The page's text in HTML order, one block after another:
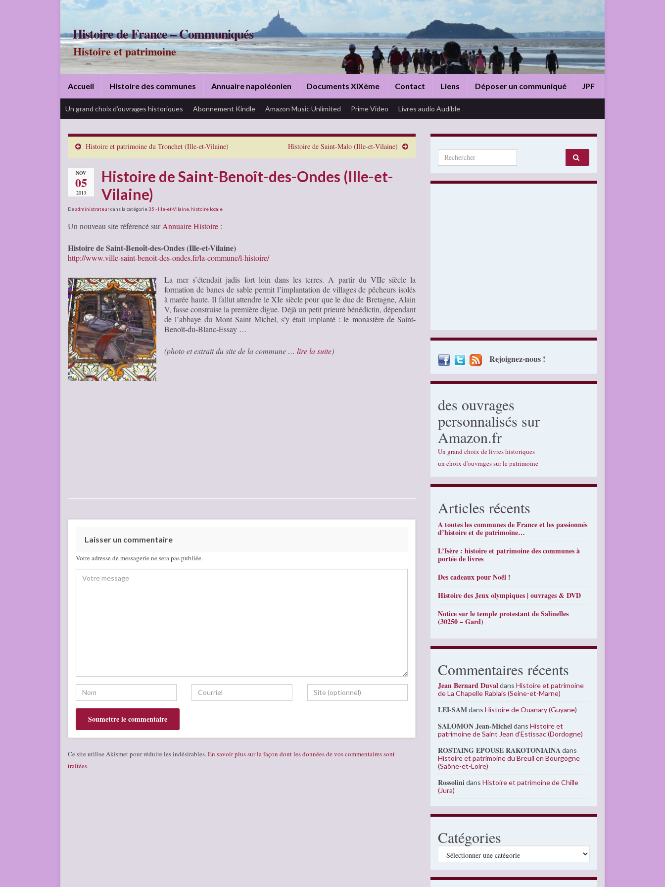
Histoire de France – Communiqués
Histoire et patrimoine
Accueil Histoire des communes Annuaire napoléonien Documents XIXème Contact Liens Déposer un communiqué JPF
Un grand choix d’ouvrages historiques Abonnement Kindle Amazon Music Unlimited Prime Video Livres audio Audible
Histoire et patrimoine du Tronchet (Ille-et-Vilaine) Histoire de Saint-Malo (Ille-et-Vilaine)
NOV
05
2013
Histoire de Saint-Benoît-des-Ondes (Ille-et-
Vilaine)
Deadministrateurdans la catégorie35 - Ille-et-Vilaine histoire locale
Un nouveau site référencé surAnnuaire Histoire :
Histoire de Saint-Benoît-des-Ondes (Ille-et-Vilaine)
http://www.ville-saint-benoit-des-ondes.fr/la-commune/l-histoire/
La mer s’étendait jadis fort loin dans les terres. A partir du VIIe siècle la
formation de bancs de sable permit l’implantation de villages de pêcheurs isolés
à marée haute. Il fallut attendre le XIe siècle pour que le duc de Bretagne, Alain
V, fasse construise la première digue. Déjà un petit prieuré bénédictin, dépendant
de l’abbaye du Mont Saint Michel, s’y était implanté : le monastère de Saint-
Benoît-du-Blanc-Essay …
(photo et extrait du site de la commune … lire la suite)
Laisser un commentaire
Votre adresse de messagerie ne sera pas publiée.
Ce site utilise Akismet pour réduire les indésirables. En savoir plus sur la façon dont les données de vos commentaires sont
traitées.
Search for:
Rejoignez-nous !
des ouvrages
personnalisés sur
Amazon.fr
Un grand choix de livres historiques
un choix d'ouvrages sur le patrimoine
Articles récents
A toutes les communes de France et les passionnés
d’histoire et de patrimoine…
L’Isère : histoire et patrimoine des communes à
portée de livres
Des cadeaux pour Noël !
Histoire des Jeux olympiques | ouvrages & DVD
Notice sur le temple protestant de Salinelles
(30250 – Gard)
Commentaires récents
Jean Bernard DuvaldansHistoire et patrimoine
de La Chapelle Rablais (Seine-et-Marne)
LEI-SAMdansHistoire de Ouanary (Guyane)
SALOMON Jean-MicheldansHistoire et
patrimoine de Saint Jean d’Estissac (Dordogne)
ROSTAING EPOUSE RAKOTONIAINAdans
Histoire et patrimoine du Breuil en Bourgogne
(Saône-et-Loire)
RossolinidansHistoire et patrimoine de Chille
(Jura)
Catégories
Catégories